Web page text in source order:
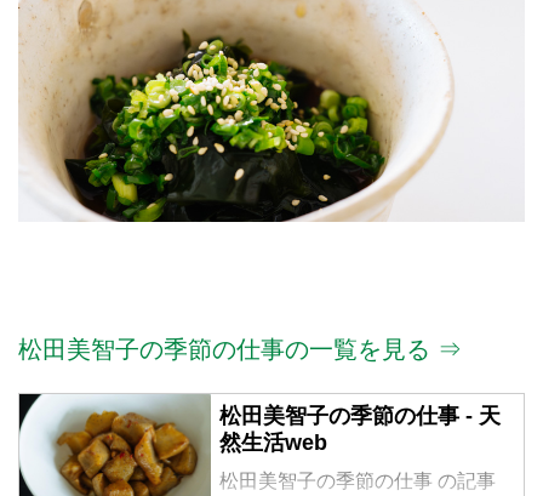
松田美智子の季節の仕事の一覧を見る ⇒
松田美智子の季節の仕事 - 天
然生活web
松田美智子の季節の仕事 の記事